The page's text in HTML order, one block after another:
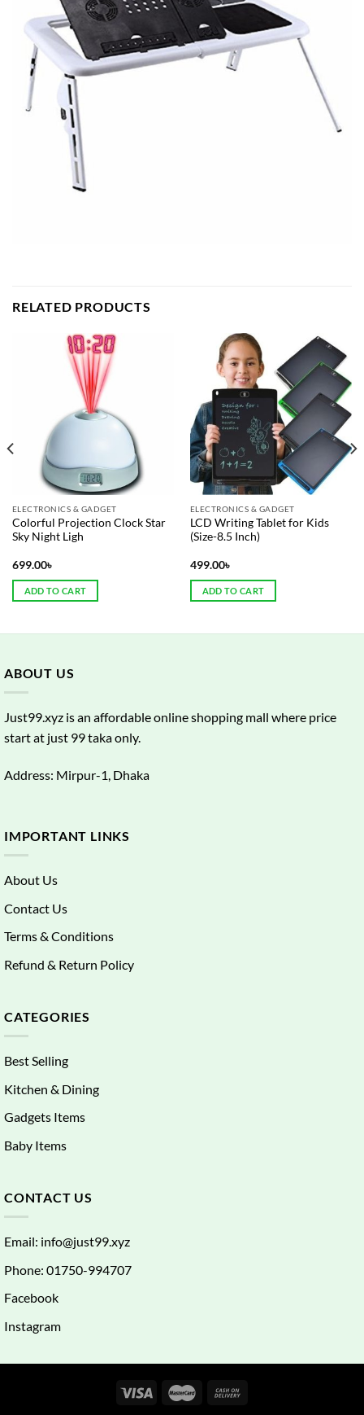
RELATED PRODUCTS
ELECTRONICS & GADGET
Colorful Projection Clock Star
Sky Night Ligh
699.00৳
ADD TO CART
ELECTRONICS & GADGET
LCD Writing Tablet for Kids
(Size-8.5 Inch)
499.00৳
ADD TO CART
ABOUT US
Just99.xyz is an affordable online shopping mall where price
start at just 99 taka only.
Address: Mirpur-1, Dhaka
IMPORTANT LINKS
About Us
Contact Us
Terms & Conditions
Refund & Return Policy
CATEGORIES
Best Selling
Kitchen & Dining
Gadgets Items
Baby Items
CONTACT US
Email: info@just99.xyz
Phone: 01750-994707
Facebook
Instagram